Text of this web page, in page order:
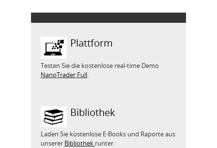
Plattform
Testen Sie die kostenlose real-time Demo
NanoTrader Full
Bibliothek
Laden Sie kostenlose E-Books und Raporte aus
unserer Bibliothek runter.